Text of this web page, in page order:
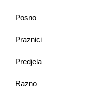
Posno
Praznici
Predjela
Razno